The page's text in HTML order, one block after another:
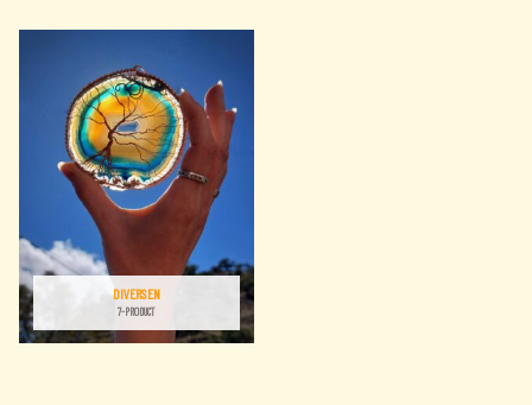
DIVERSEN
7-PRODUCT